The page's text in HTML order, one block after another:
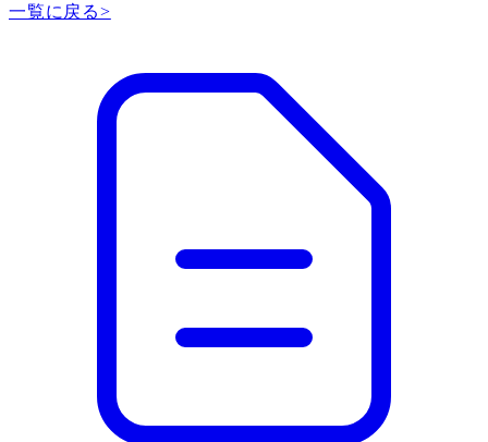
一覧に戻る>